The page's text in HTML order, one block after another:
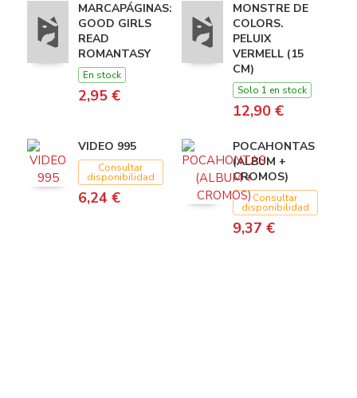
MARCAPÁGINAS:
GOOD GIRLS
READ
ROMANTASY
En stock
2,95 €
MONSTRE DE
COLORS.
PELUIX
VERMELL (15
CM)
Solo 1 en stock
12,90 €
VIDEO 995
Consultar
disponibilidad
6,24 €
POCAHONTAS
(ALBUM +
CROMOS)
Consultar
disponibilidad
9,37 €